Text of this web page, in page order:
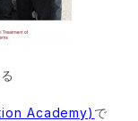
Academy) で